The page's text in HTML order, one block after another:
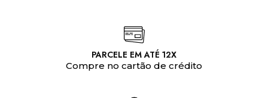
PARCELE EM ATÉ 12X
Compre no cartão de crédito